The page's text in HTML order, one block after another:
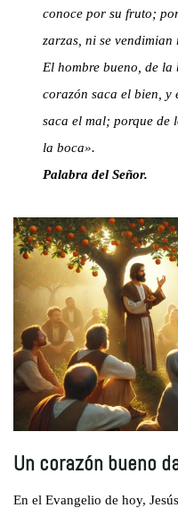
conoce por su fruto;
zarzas, ni se vendimian
El hombre bueno, de la
corazón saca el bien, y
saca el mal; porque de
la boca».
Palabra del Señor.
Un corazón bueno
En el Evangelio de hoy,